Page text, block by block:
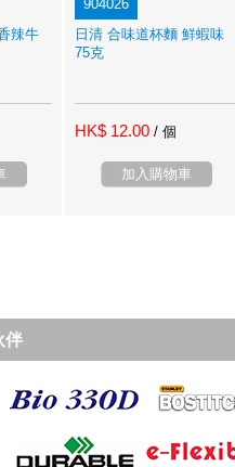
辣牛
904026
日清 合味道杯麵 鮮蝦味
75克
HK$ 12.00 / 個
加入購物車
伴